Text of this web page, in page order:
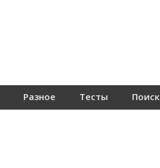
Разное Тесты Поиск